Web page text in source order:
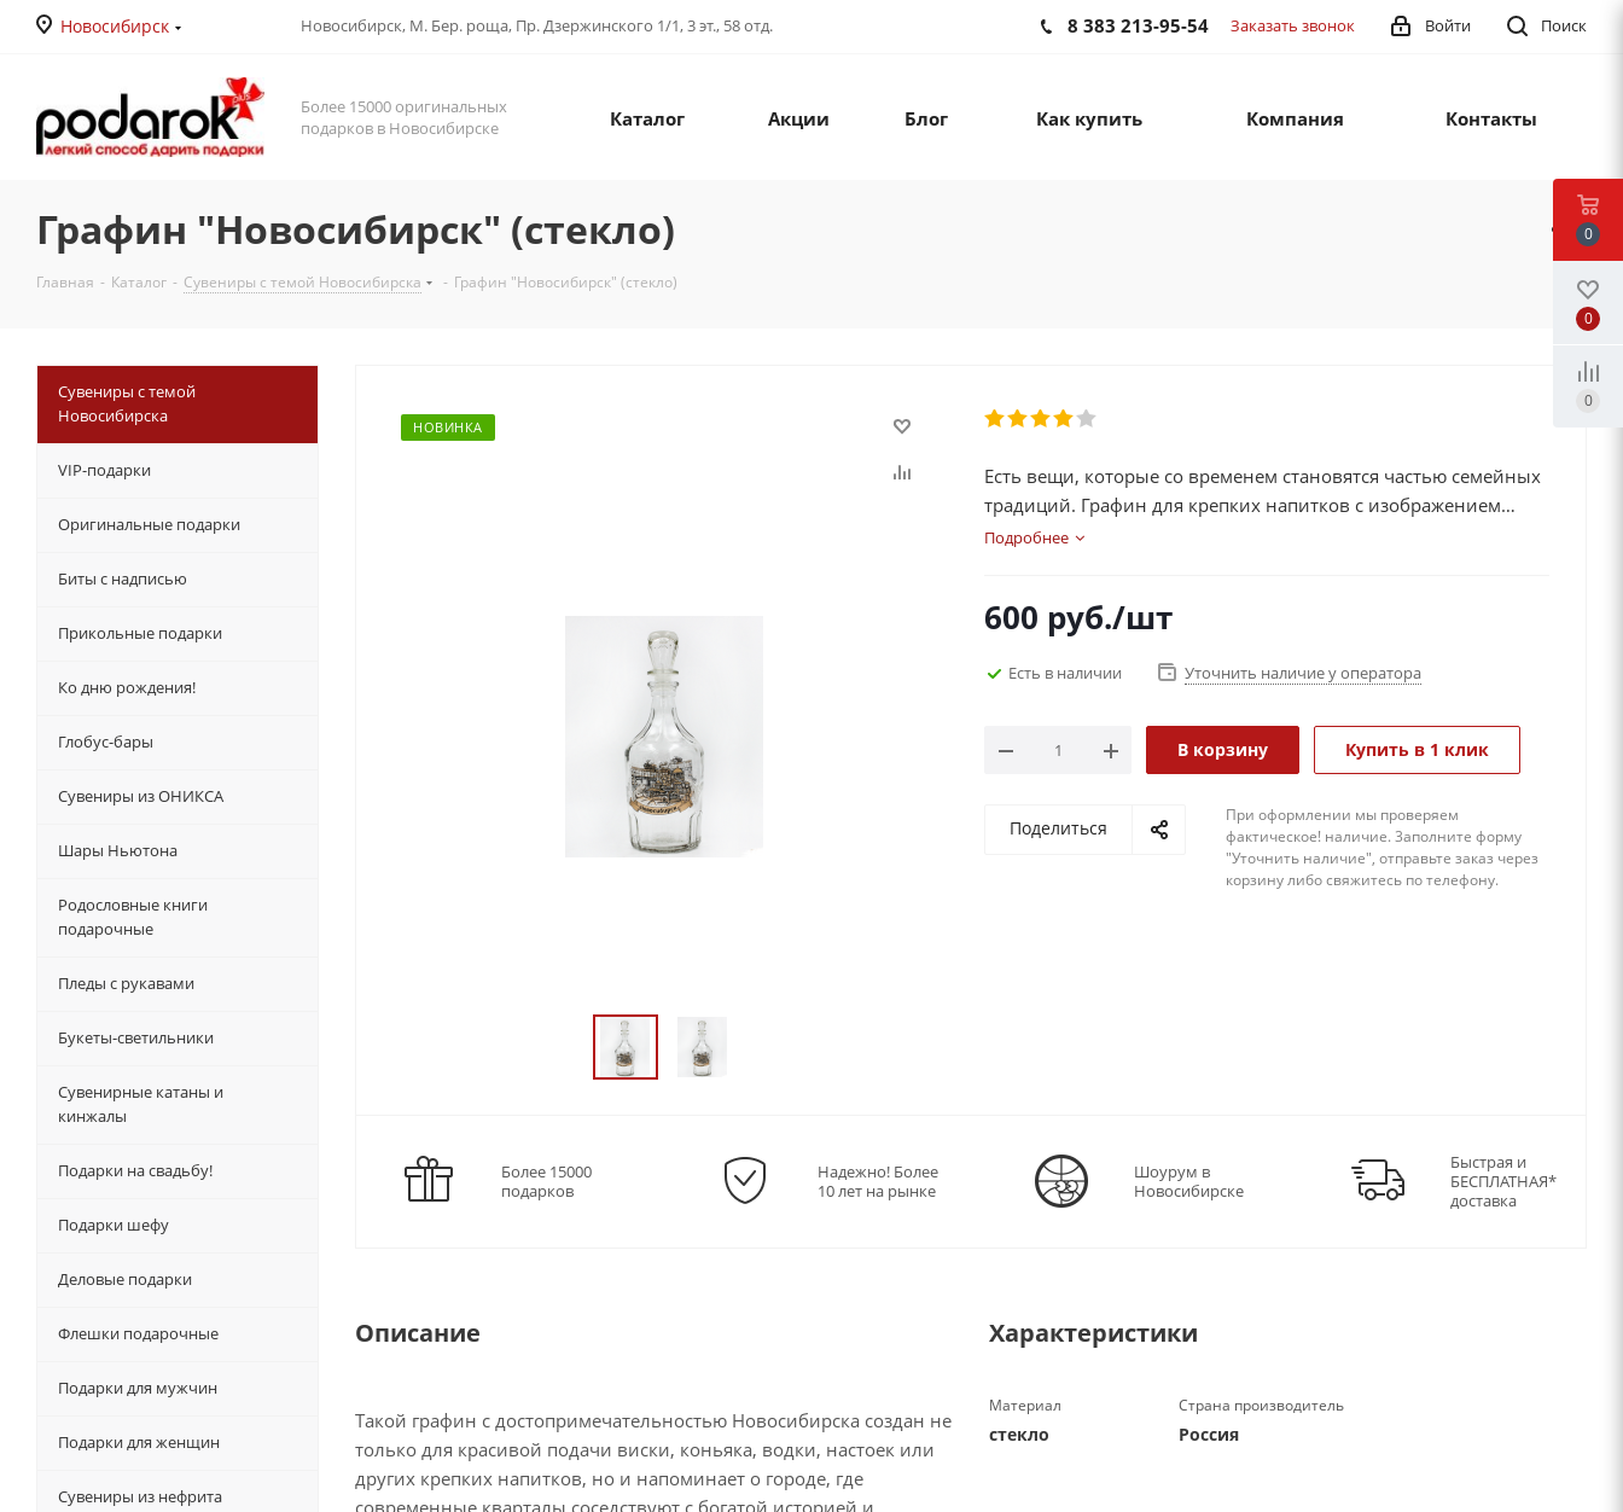
Новосибирск Новосибирск, М. Бер. роща, Пр. Дзержинского 1/1, 3 эт., 58 отд. Поиск
Войти
8 383 213-95-54 Заказать звонок
Более 15000 оригинальных
подарков в Новосибирске
Каталог Акции Блог Как купить Компания Контакты
Графин "Новосибирск" (стекло)
Главная - Каталог - Сувениры с темой Новосибирска - Графин "Новосибирск" (стекло)
НОВИНКА
Есть вещи, которые со временем становятся частью семейных
традиций. Графин для крепких напитков с изображением
Новосибирска — именно такой предмет.
Подробнее
600 руб./шт
Есть в наличии Уточнить наличие у оператора
В корзину Купить в 1 клик
Поделиться
При оформлении мы проверяем
фактическое! наличие. 3аполните форму
"Уточнить наличие", отправьте заказ через
корзину либо свяжитесь по телефону.
Более 15000
подарков
Надежно! Более
10 лет на рынке
Шоурум в
Новосибирске
Быстрая и
БЕСПЛАТНАЯ*
доставка
Описание
Такой графин с достопримечательностью Новосибирска создан не
только для красивой подачи виски, коньяка, водки, настоек или
других крепких напитков, но и напоминает о городе, где
Характеристики
Материал
стекло
Страна производитель
Россия
Сувениры с темой
Новосибирска
VIP-подарки
Оригинальные подарки
Биты с надписью
Прикольные подарки
Ко дню рождения!
Глобус-бары
Сувениры из ОНИКСА
Шары Ньютона
Родословные книги
подарочные
Пледы с рукавами
Букеты-светильники
Сувенирные катаны и
кинжалы
Подарки на свадьбу!
Подарки шефу
Деловые подарки
Флешки подарочные
Подарки для мужчин
Подарки для женщин
Сувениры из нефрита
0
0
0